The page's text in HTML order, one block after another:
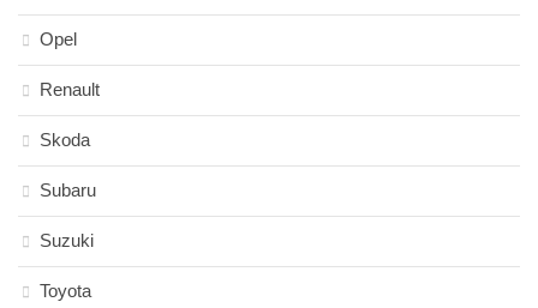
Opel
Renault
Skoda
Subaru
Suzuki
Toyota